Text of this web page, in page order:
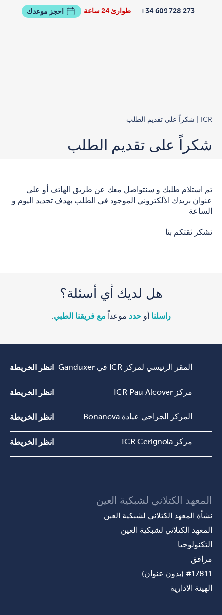
طوارئ 24 ساعة 273 728 609 34+ احجز موعدك
ICR | شكراً على تقديم الطلب
شكراً على تقديم الطلب
تم استلام طلبك و سنتواصل معك عن طريق الهاتف أو على
عنوان بريدك الألكتروني الموجود في الطلب بهدف تحديد اليوم و
الساعة
نشكر ثقتكم بنا
هل لديك أي أسئلة؟
راسلنا أوحدد موعداً مع فريقنا الطبي
المقر الرئيسي لمركز ICR في Ganduxer انظر الخريطة
مركز ICR Pau Alcover انظر الخريطة
المركز الجراحي عيادة Bonanova انظر الخريطة
مركز ICR Cerignola انظر الخريطة
المعهد الكتلاني لشبكية العين
نشأة المعهد الكتلاني لشبكية العين
المعهد الكتلاني لشبكية العين
التكنولوجيا
مرافق
#17811 (بدون عنوان)
الهيئة الادارية